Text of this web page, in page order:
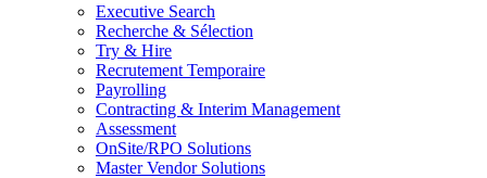
Executive Search
Recherche & Sélection
Try & Hire
Recrutement Temporaire
Payrolling
Contracting & Interim Management
Assessment
OnSite/RPO Solutions
Master Vendor Solutions